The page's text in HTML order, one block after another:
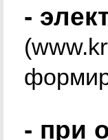
-
(
- при